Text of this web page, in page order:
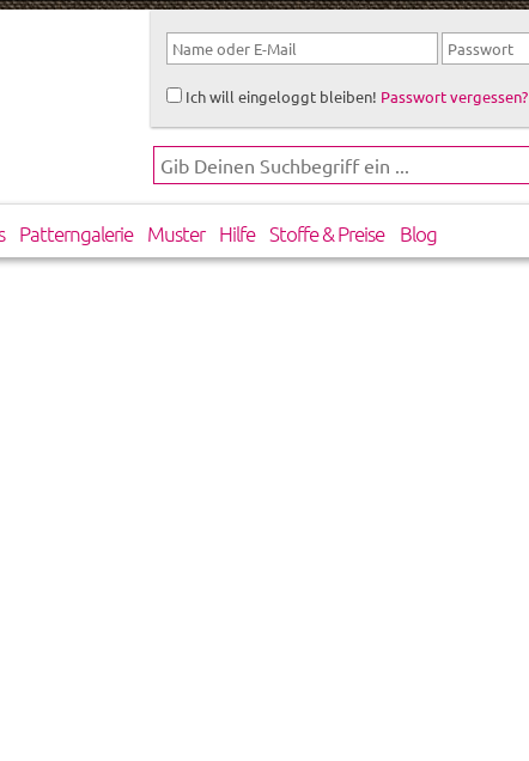
Ich will eingeloggt bleiben! Passwort vergessen?
Patterngalerie Muster Hilfe Stoffe & Preise Blog